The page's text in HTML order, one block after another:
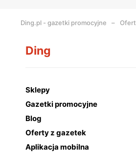
Ding.pl - gazetki promocyjne
Ding
Sklepy
Gazetki promocyjne
Blog
Oferty z gazetek
Aplikacja mobilna